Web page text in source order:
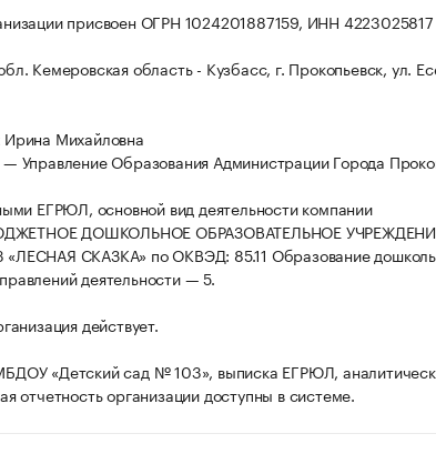
присвоен ОГРН 1024201887159, ИНН
Кемеровская область - Кузбасс, г. Прокопьевск, ул.
Михайловна
Управление Образования Администрации Города
ЕГРЮЛ, основной вид деятельности компании
ДОШКОЛЬНОЕ ОБРАЗОВАТЕЛЬНОЕ
СКАЗКА» по ОКВЭД: 85.11 Образование
деятельности — 5.
действует.
«Детский сад № 103», выписка ЕГРЮЛ,
отчетность организации доступны в системе.